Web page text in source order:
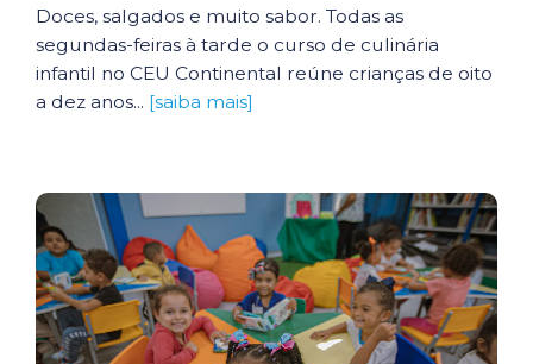
Doces, salgados e muito sabor. Todas as
segundas-feiras à tarde o curso de culinária
infantil no CEU Continental reúne crianças de oito
a dez anos... [saiba mais]